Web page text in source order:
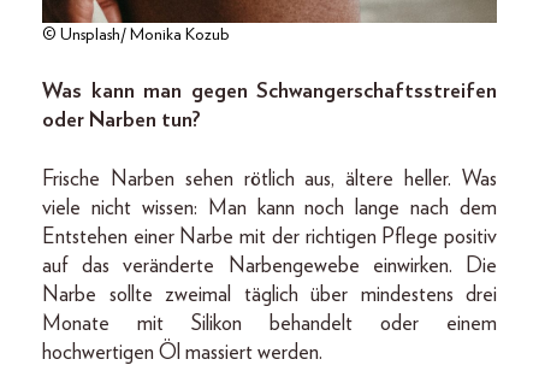
© Unsplash/ Monika Kozub
Was kann man gegen Schwangerschaftsstreifen
oder Narben tun?
Frische Narben sehen rötlich aus, ältere heller. Was
viele nicht wissen: Man kann noch lange nach dem
Entstehen einer Narbe mit der richtigen Pflege positiv
auf das veränderte Narbengewebe einwirken. Die
Narbe sollte zweimal täglich über mindestens drei
Monate mit Silikon behandelt oder einem
hochwertigen Öl massiert werden.